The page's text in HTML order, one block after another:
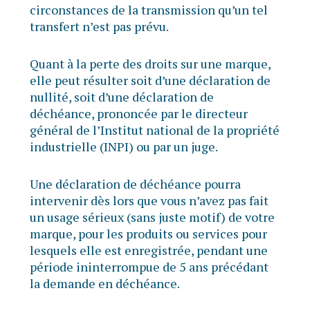
circonstances de la transmission qu’un tel
transfert n’est pas prévu.
Quant à la perte des droits sur une marque,
elle peut résulter soit d’une déclaration de
nullité, soit d’une déclaration de
déchéance, prononcée par le directeur
général de l’Institut national de la propriété
industrielle (INPI) ou par un juge.
Une déclaration de déchéance pourra
intervenir dès lors que vous n’avez pas fait
un usage sérieux (sans juste motif) de votre
marque, pour les produits ou services pour
lesquels elle est enregistrée, pendant une
période ininterrompue de 5 ans précédant
la demande en déchéance.